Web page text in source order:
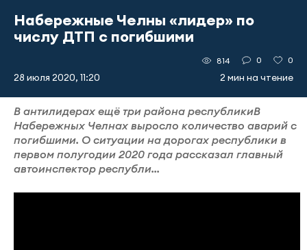
Набережные Челны «лидер» по
числу ДТП с погибшими
28 июля 2020, 11:20
814 0 0
2 мин на чтение
В антилидерах ещё три района республикиВ
Набережных Челнах выросло количество аварий с
погибшими. О ситуации на дорогах республики в
первом полугодии 2020 года рассказал главный
автоинспектор республи...